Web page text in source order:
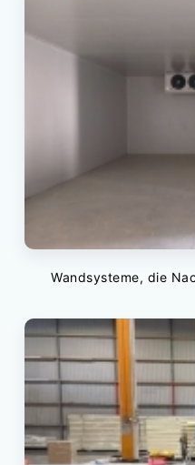
Wandsysteme, die